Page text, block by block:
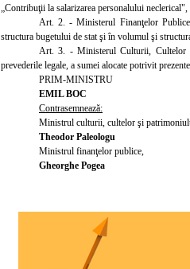
„Contribuţii la salarizarea personalului
Art. 2. - Ministerul Finanţelor Publice
structura bugetului de stat şi în volumul şi
Art. 3. - Ministerul Culturii, Cultelor
prevederile legale, a sumei alocate potrivit
PRIM-MINISTRU
EMIL BOC
Contrasemnează:
Ministrul culturii, cultelor şi
Theodor Paleologu
Ministrul finanţelor publice,
Gheorghe Pogea